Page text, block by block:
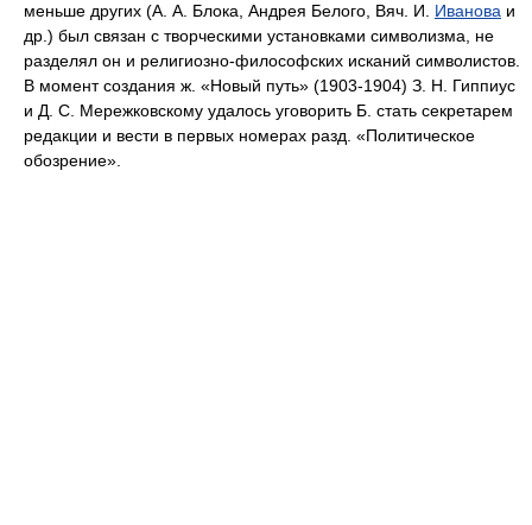
меньше других (А. А. Блока, Андрея Белого, Вяч. И. Иванова и
др.) был связан с творческими установками символизма, не
разделял он и религиозно-философских исканий символистов.
В момент создания ж. «Новый путь» (1903-1904) З. Н. Гиппиус
и Д. С. Мережковскому удалось уговорить Б. стать секретарем
редакции и вести в первых номерах разд. «Политическое
обозрение».